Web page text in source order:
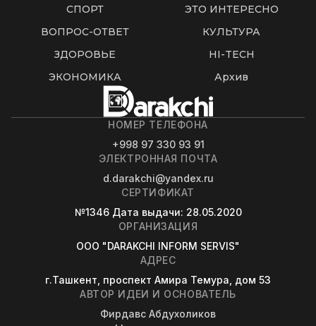
СПОРТ
ЭТО ИНТЕРЕСНО
ВОПРОС-ОТВЕТ
КУЛЬТУРА
ЗДОРОВЬЕ
HI-TECH
ЭКОНОМИКА
Архив
НОМЕР ТЕЛЕФОНА
+998 97 330 93 91
ЭЛЕКТРОННАЯ ПОЧТА
d.darakchi@yandex.ru
СЕРТИФИКАТ
№1346 Дата выдачи: 28.05.2020
ОРГАНИЗАЦИЯ
OOO "DARAKCHI INFORM SERVIS"
АДРЕС
г.Ташкент, проспект Амира Темура, дом 53
АВТОР ИДЕИ И ОСНОВАТЕЛЬ
Фирдавс Абдухоликов